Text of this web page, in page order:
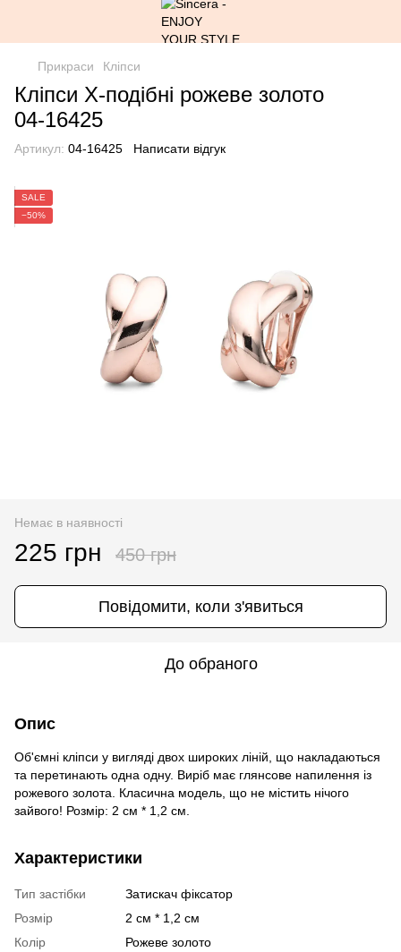
Прикраси Кліпси
Кліпси Х-подібні рожеве золото
04-16425
Артикул: 04-16425 Написати відгук
SALE
−50%
Немає в наявності
225 грн 450 грн
Повідомити, коли з'явиться
До обраного
Опис
Об'ємні кліпси у вигляді двох широких ліній, що накладаються
та перетинають одна одну. Виріб має глянсове напилення із
рожевого золота. Класична модель, що не містить нічого
зайвого! Розмір: 2 см * 1,2 см.
Характеристики
Тип застібки
Затискач фіксатор
Розмір
2 см * 1,2 см
Колір
Рожеве золото